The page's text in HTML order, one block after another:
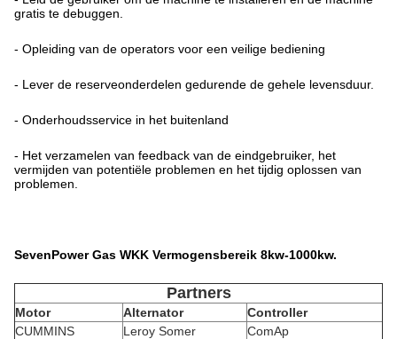
gratis te debuggen.
- Opleiding van de operators voor een veilige bediening
- Lever de reserveonderdelen gedurende de gehele levensduur.
- Onderhoudsservice in het buitenland
- Het verzamelen van feedback van de eindgebruiker, het
vermijden van potentiële problemen en het tijdig oplossen van
problemen.
SevenPower Gas WKK Vermogensbereik 8kw-1000kw.
Partners
Motor Alternator
Controller
CUMMINS
Leroy Somer
ComAp